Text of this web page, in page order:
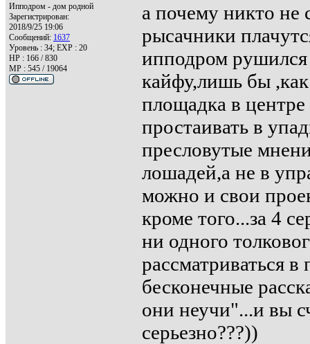
Ипподром - дом родной
Зарегистрирован:
2018/9/25 19:06
Сообщений: 1637
Уровень : 34; EXP : 20
HP : 166 / 830
MP : 545 / 19064
а почему никто не
рысачники
ипподром рушился
кайфу,лишь бы
площадка в
простаивать в
пресловутые
лошадей,а не в
можно и свои
кроме того...за 4
ни одного
рассматриваться в
бесконечные
они неучи"...и вы
серьезно???))